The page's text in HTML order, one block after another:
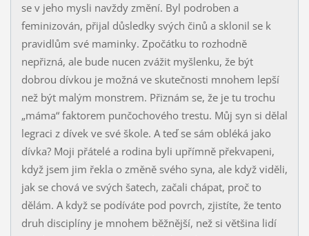
se v jeho mysli navždy změní. Byl podroben a
feminizován, přijal důsledky svých činů a sklonil se k
pravidlům své maminky. Zpočátku to rozhodně
nepřizná, ale bude nucen zvážit myšlenku, že být
dobrou dívkou je možná ve skutečnosti mnohem lepší
než být malým monstrem. Přiznám se, že je tu trochu
„máma“ faktorem punčochového trestu. Můj syn si dělal
legraci z dívek ve své škole. A teď se sám obléká jako
dívka? Moji přátelé a rodina byli upřímně překvapeni,
když jsem jim řekla o změně svého syna, ale když viděli,
jak se chová ve svých šatech, začali chápat, proč to
dělám. A když se podíváte pod povrch, zjistíte, že tento
druh disciplíny je mnohem běžnější, než si většina lidí